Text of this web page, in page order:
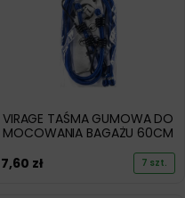
VIRAGE TAŚMA GUMOWA DO
MOCOWANIA BAGAŻU 60CM
7,60 zł 7 szt.